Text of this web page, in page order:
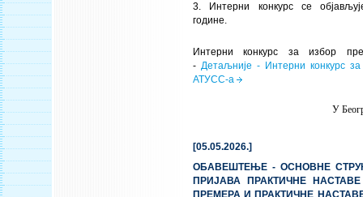
3. Интерни конкурс се
године.
Интерни конкурс за избор
- Детаљније - Интерни конкурс
АТУСС-а
У
[05.05.2026.]
ОБАВЕШТЕЊЕ - ОСНОВНЕ
ПРИЈАВА ПРАКТИЧНЕ
ПРЕМЕРА И ПРАКТИЧНЕ